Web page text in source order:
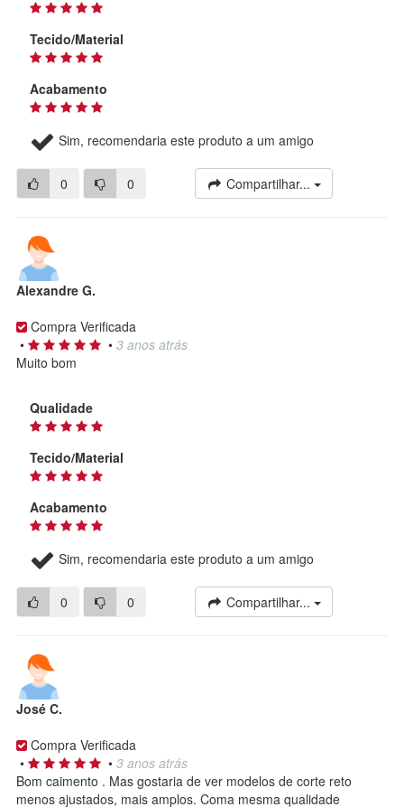
Tecido/Material
Acabamento
Sim, recomendaria este produto a um amigo
0 0 Compartilhar...
Alexandre G.
Compra Verificada
•
• 3 anos atrás
Muito bom
Qualidade
Tecido/Material
Acabamento
Sim, recomendaria este produto a um amigo
0 0 Compartilhar...
José C.
Compra Verificada
•
• 3 anos atrás
Bom caimento . Mas gostaria de ver modelos de corte reto
menos ajustados, mais amplos. Coma mesma qualidade